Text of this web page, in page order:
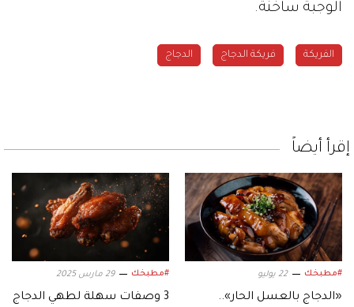
الوجبة ساخنة.
الفريكة فريكة الدجاج الدجاج
إقرأ أيضاً
#مطبخك 22 يوليو
«الدجاج بالعسل الحار»..
#مطبخك 29 مارس 2025
3 وصفات سهلة لطهي الدجاج